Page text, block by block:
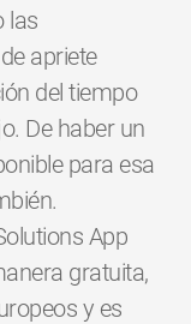
las
apriete
del tiempo
De haber un
para esa
App
gratuita,
y es